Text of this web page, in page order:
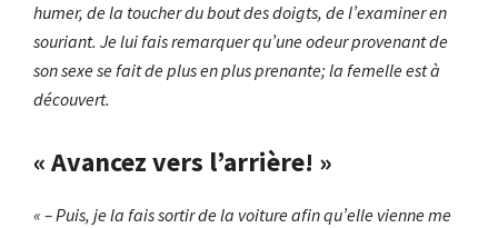
humer, de la toucher du bout des doigts, de l’examiner en
souriant. Je lui fais remarquer qu’une odeur provenant de
son sexe se fait de plus en plus prenante; la femelle est à
découvert.
« Avancez vers l’arrière! »
« – Puis, je la fais sortir de la voiture afin qu’elle vienne me